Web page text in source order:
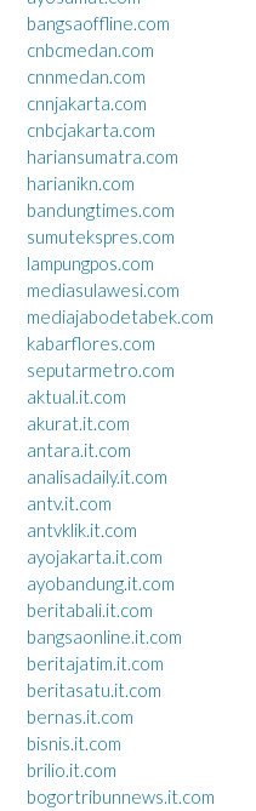
bangsaoffline.com
cnbcmedan.com
cnnmedan.com
cnnjakarta.com
cnbcjakarta.com
hariansumatra.com
harianikn.com
bandungtimes.com
sumutekspres.com
lampungpos.com
mediasulawesi.com
mediajabodetabek.com
kabarflores.com
seputarmetro.com
aktual.it.com
akurat.it.com
antara.it.com
analisadaily.it.com
antv.it.com
antvklik.it.com
ayojakarta.it.com
ayobandung.it.com
beritabali.it.com
bangsaonline.it.com
beritajatim.it.com
beritasatu.it.com
bernas.it.com
bisnis.it.com
brilio.it.com
bogortribunnews.it.com